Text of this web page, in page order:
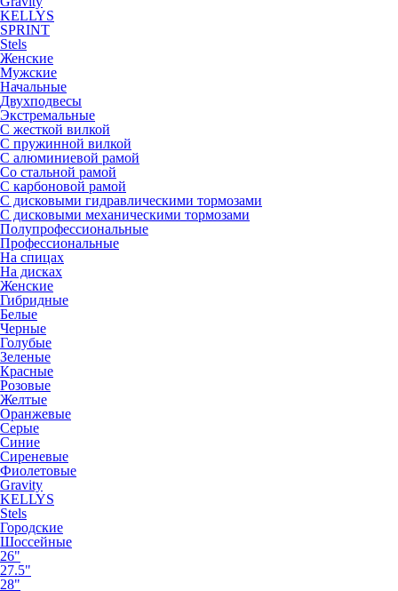
KELLYS
SPRINT
Stels
Женские
Мужские
Начальные
Двухподвесы
Экстремальные
С жесткой вилкой
С пружинной вилкой
С алюминиевой рамой
Со стальной рамой
С карбоновой рамой
С дисковыми гидравлическими тормозами
С дисковыми механическими тормозами
Полупрофессиональные
Профессиональные
На спицах
На дисках
Женские
Гибридные
Белые
Черные
Голубые
Зеленые
Красные
Розовые
Желтые
Оранжевые
Серые
Синие
Сиреневые
Фиолетовые
Gravity
KELLYS
Stels
Городские
Шоссейные
26"
27.5"
28"